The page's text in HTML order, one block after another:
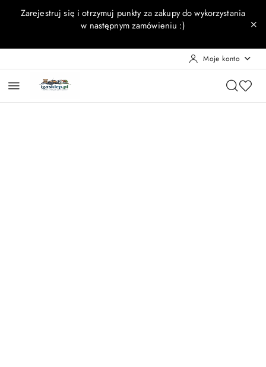
Przejdź do treści głównej
Przejdź do wyszukiwarki
Przejdź do moje konto
Przejdź do menu głównego
Przejdź do opisu produktu
Przejdź do stopki
Zarejestruj się i otrzymuj punkty za zakupy do wykorzystania
w następnym zamówieniu :)
Moje konto